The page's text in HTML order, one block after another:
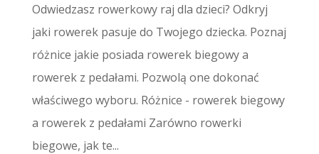
Odwiedzasz rowerkowy raj dla dzieci? Odkryj
jaki rowerek pasuje do Twojego dziecka. Poznaj
różnice jakie posiada rowerek biegowy a
rowerek z pedałami. Pozwolą one dokonać
właściwego wyboru. Różnice - rowerek biegowy
a rowerek z pedałami Zarówno rowerki
biegowe, jak te...